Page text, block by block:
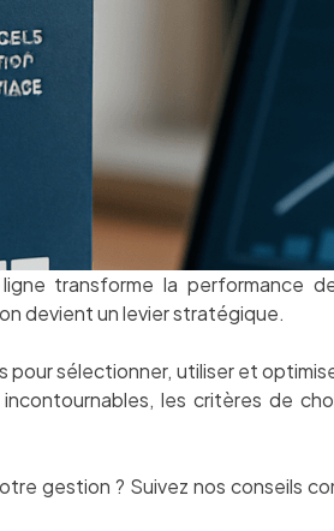
transforme la performance
devient un levier stratégique.
sélectionner, utiliser et
les critères de
gestion ? Suivez nos conseils